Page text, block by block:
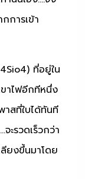
การเข้า
ที่อยู่ใน
าไฟอีกทีหนึ่ง
าสที่ใบได้ทันที
ะรวดเร็วกว่า
ยงขึ้นมาโดย